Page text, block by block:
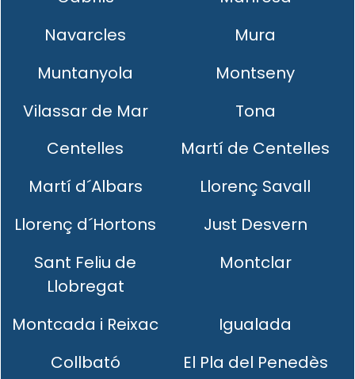
Navarcles
Mura
Muntanyola
Montseny
Vilassar de Mar
Tona
Centelles
Martí de Centelles
Martí d´Albars
Llorenç Savall
Llorenç d´Hortons
Just Desvern
Sant Feliu de
Llobregat
Montclar
Montcada i Reixac
Igualada
Collbató
El Pla del Penedès